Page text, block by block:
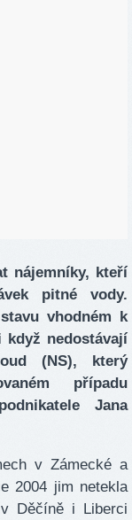
nájemníky, kteří
pitné vody.
vhodném k
nedostávají
(NS), který
případu
Jana
v Zámecké a
2004 jim netekla
Děčíně i Liberci